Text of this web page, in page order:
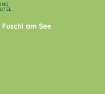
Fuschl am See